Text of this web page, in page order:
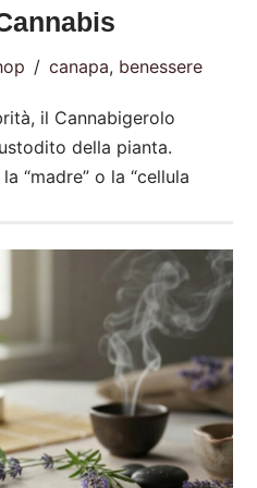
canapa, benessere
il Cannabigerolo
della pianta.
“madre” o la “cellula